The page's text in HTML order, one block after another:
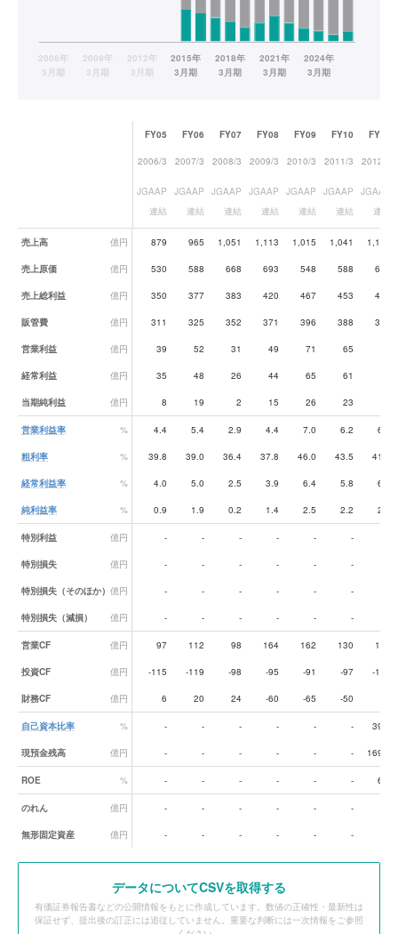
業績データ一覧
FY05 FY06 FY07 FY08 FY09 FY10 FY11
2006/3 2007/3 2008/3 2009/3 2010/3 2011/3 2012/3
JGAAP
連結
JGAAP
連結
JGAAP
連結
JGAAP
連結
JGAAP
連結
JGAAP
連結
JGAAP
連結
売上高 億円 879 965 1,051 1,113 1,015 1,041 1,103
売上原価 億円 530 588 668 693 548 588 642
売上総利益 億円 350 377 383 420 467 453 460
販管費 億円 311 325 352 371 396 388 385
営業利益 億円 39 52 31 49 71 65
経常利益 億円 35 48 26 44 65 61
当期純利益 億円 8 19 2 15 26 23
営業利益率 % 4.4 5.4 2.9 4.4 7.0 6.2 6.8
粗利率 % 39.8 39.0 36.4 37.8 46.0 43.5 41.8
経常利益率 % 4.0 5.0 2.5 3.9 6.4 5.8 6.5
純利益率 % 0.9 1.9 0.2 1.4 2.5 2.2 2.8
特別利益 億円 - - - - - -
特別損失 億円 - - - - - -
特別損失（そのほか） 億円 - - - - - -
特別損失（減損） 億円 - - - - - -
営業CF 億円 97 112 98 164 162 130 175
投資CF 億円 -115 -119 -98 -95 -91 -97 -131
財務CF 億円 6 20 24 -60 -65 -50
自己資本比率 % - - - - - - 39.8
現預金残高 億円 - - - - - - 169.6
ROE % - - - - - - 6.4
のれん 億円 - - - - - -
無形固定資産 億円 - - - - - -
データについてCSVを取得する
有価証券報告書などの公開情報をもとに作成しています。数値の正確性・最新性は
保証せず、提出後の訂正には追従していません。重要な判断には一次情報をご参照